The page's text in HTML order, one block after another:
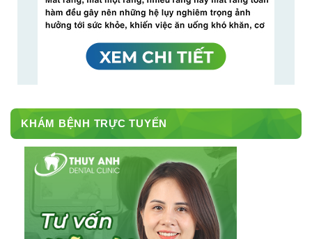
KHÁM BỆNH TRỰC TUYẾN